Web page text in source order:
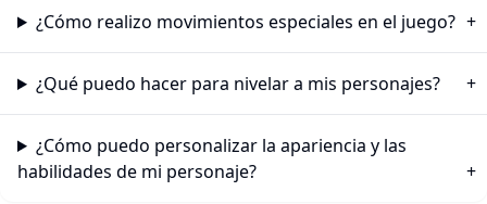
¿Cómo realizo movimientos especiales en el juego?
¿Qué puedo hacer para nivelar a mis personajes?
¿Cómo puedo personalizar la apariencia y las
habilidades de mi personaje?